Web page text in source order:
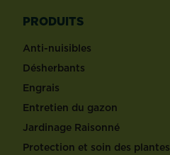
PRODUITS
Anti-nuisibles
Désherbants
Engrais
Entretien du gazon
Jardinage Raisonné
Protection et soin des plantes